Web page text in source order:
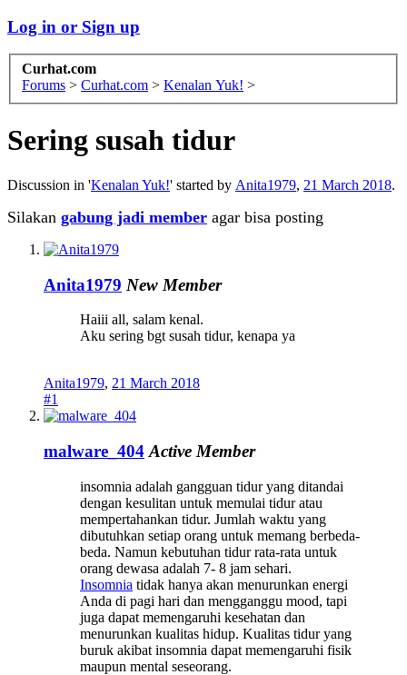
Log in or Sign up
Curhat.com
Forums > Curhat.com > Kenalan Yuk! >
Sering susah tidur
Discussion in 'Kenalan Yuk!' started by Anita1979, 21 March 2018.
Silakan gabung jadi member agar bisa posting
Anita1979 New Member
Haiii all, salam kenal.
Aku sering bgt susah tidur, kenapa ya
Anita1979, 21 March 2018
#1
malware_404 Active Member
insomnia adalah gangguan tidur yang ditandai
dengan kesulitan untuk memulai tidur atau
mempertahankan tidur. Jumlah waktu yang
dibutuhkan setiap orang untuk memang berbeda-
beda. Namun kebutuhan tidur rata-rata untuk
orang dewasa adalah 7- 8 jam sehari.
Insomnia tidak hanya akan menurunkan energi
Anda di pagi hari dan mengganggu mood, tapi
juga dapat memengaruhi kesehatan dan
menurunkan kualitas hidup. Kualitas tidur yang
buruk akibat insomnia dapat memengaruhi fisik
maupun mental seseorang.